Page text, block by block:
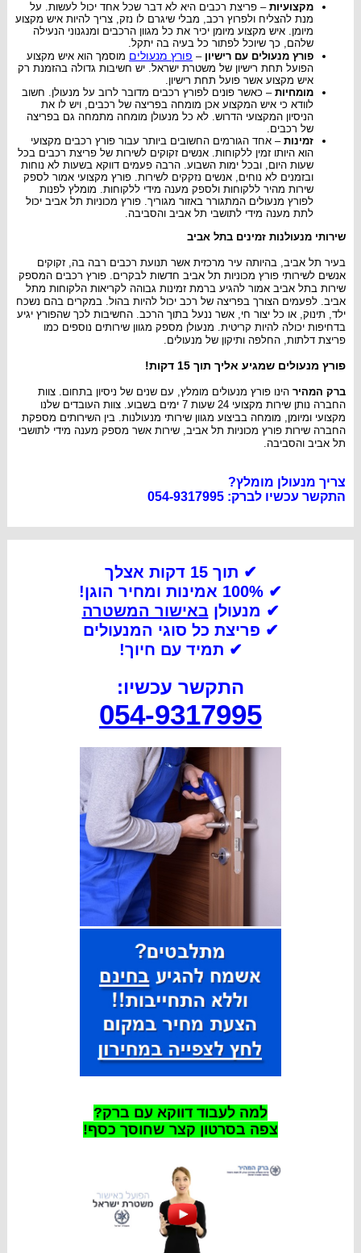
מקצועיות– פריצת רכבים היא לא דבר שכל אחד יכול לעשות. על
מנת להצליח ולפרוץ רכב, מבלי שיגרם לו נזק, צריך להיות איש מקצוע
מיומן. איש מקצוע מיומן יכיר את כל מגוון הרכבים ומנגנוני הנעילה
שלהם, כך שיוכל לפתור כל בעיה בה יתקל.
פורץ מנעולים עם רישיון – פורץ מנעולים מוסמך הוא איש מקצוע
הפועל תחת רישיון של משטרת ישראל. יש חשיבות גדולה בהזמנת רק
איש מקצוע אשר פועל תחת רישיון.
מומחיות– כאשר פונים לפורץ רכבים מדובר לרוב על מנעולן. חשוב
לוודא כי איש המקצוע אכן מומחה בפריצה של רכבים, ויש לו את
הניסיון המקצועי הדרוש. לא כל מנעולן מומחה מתמחה גם בפריצה
של רכבים.
זמינות– אחד הגורמים החשובים ביותר עבור פורץ רכבים מקצועי
הוא היותו זמין ללקוחות. אנשים זקוקים לשירות של פריצת רכבים בכל
שעות היום, ובכל ימות השבוע. הרבה פעמים דווקא בשעות לא נוחות
ובזמנים לא נוחים, אנשים נזקקים לשירות. פורץ מקצועי אמור לספק
שירות מהיר ללקוחות ולספק מענה מידי ללקוחות. מומלץ לפנות
לפורץ מנעולים המתגורר באזור מגוריך. פורץ מכוניות תל אביב יכול
לתת מענה מידי לתושבי תל אביב והסביבה.
שירותי מנעולנות זמינים בתל אביב
בעיר תל אביב, בהיותה עיר מרכזית אשר תנועת רכבים רבה בה, זקוקים
אנשים לשירותי פורץ מכוניות תל אביב חדשות לבקרים. פורץ רכבים המספק
שירות בתל אביב אמור להגיע ברמת זמינות גבוהה לקריאות הלקוחות מתל
אביב. לפעמים הצורך בפריצה של רכב יכול להיות בהול. במקרים בהם נשכח
ילד, תינוק, או כל יצור חי, אשר ננעל בתוך הרכב. החשיבות לכך שהפורץ יגיע
בדחיפות יכולה להיות קריטית. מנעולן מספק מגוון שירותים נוספים כמו
פריצת דלתות, החלפה ותיקון של מנעולים.
פורץ מנעולים שמגיע אליך תוך 15 דקות!
ברק המהיר הינו פורץ מנעולים מומלץ, עם שנים של ניסיון בתחום. צוות
החברה נותן שירות מקצועי 24 שעות 7 ימים בשבוע. צוות העובדים שלנו
מקצועי ומיומן, מומחה בביצוע מגוון שירותי מנעולנות. בין השירותים מספקת
החברה שירות פורץ מכוניות תל אביב, שירות אשר מספק מענה מידי לתושבי
תל אביב והסביבה.
צריך מנעולן מומלץ?
התקשר עכשיו לברק: 054-9317995
✔ תוך 15 דקות אצלך
✔ 100% אמינות ומחיר הוגן!
✔ מנעולןבאישור המשטרה
✔ פריצת כל סוגי המנעולים
✔ תמיד עם חיוך!
התקשר עכשיו:
054-9317995
למה לעבוד דווקא עם ברק?
צפה בסרטון קצר שחוסך כסף!